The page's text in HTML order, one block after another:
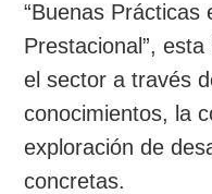
“Buenas Prácticas
Prestacional”,
el sector a través
conocimientos, la
exploración de
concretas.